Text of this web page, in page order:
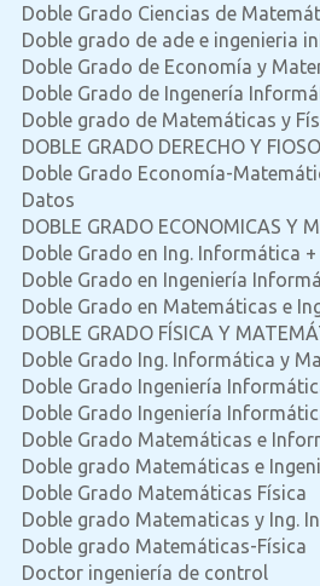
Doble Grado Ciencias de
Doble grado de ade e ingenieria
Doble Grado de Economía y
Doble Grado de Ingenería
Doble grado de Matemáticas y
DOBLE GRADO DERECHO Y
Doble Grado Economía-
Datos
DOBLE GRADO ECONOMICAS Y
Doble Grado en Ing. Informática +
Doble Grado en Ingeniería
Doble Grado en Matemáticas e
DOBLE GRADO FÍSICA Y
Doble Grado Ing. Informática y
Doble Grado Ingeniería
Doble Grado Ingeniería
Doble Grado Matemáticas e
Doble grado Matemáticas e
Doble Grado Matemáticas Física
Doble grado Matematicas y Ing.
Doble grado Matemáticas-Física
Doctor ingeniería de control